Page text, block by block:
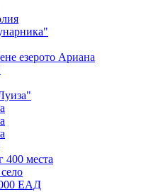
езерото Ариана
400 места
ЕАД